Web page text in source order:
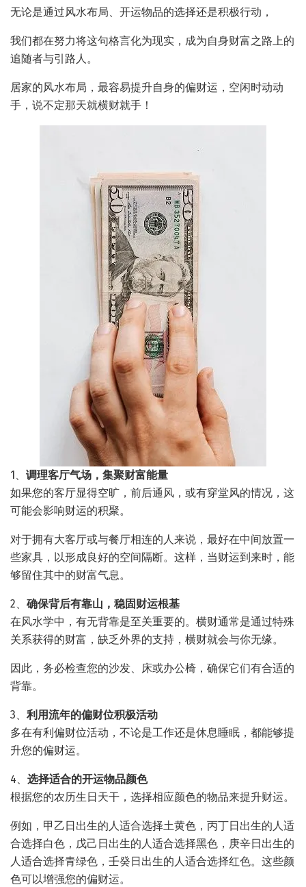
无论是通过风水布局、开运物品的选择还是积极行动，
我们都在努力将这句格言化为现实，成为自身财富之路上的
追随者与引路人。
居家的风水布局，最容易提升自身的偏财运，空闲时动动
手，说不定那天就横财就手！
1、 调理客厅气场，集聚财富能量
如果您的客厅显得空旷，前后通风，或有穿堂风的情况，这
可能会影响财运的积聚。
对于拥有大客厅或与餐厅相连的人来说，最好在中间放置一
些家具，以形成良好的空间隔断。这样，当财运到来时，能
够留住其中的财富气息。
2、 确保背后有靠山，稳固财运根基
在风水学中，有无背靠是至关重要的。横财通常是通过特殊
关系获得的财富，缺乏外界的支持，横财就会与你无缘。
因此，务必检查您的沙发、床或办公椅，确保它们有合适的
背靠。
3、 利用流年的偏财位积极活动
多在有利偏财位活动，不论是工作还是休息睡眠，都能够提
升您的偏财运。
4、 选择适合的开运物品颜色
根据您的农历生日天干，选择相应颜色的物品来提升财运。
例如，甲乙日出生的人适合选择土黄色，丙丁日出生的人适
合选择白色，戊己日出生的人适合选择黑色，庚辛日出生的
人适合选择青绿色，壬癸日出生的人适合选择红色。这些颜
色可以增强您的偏财运。